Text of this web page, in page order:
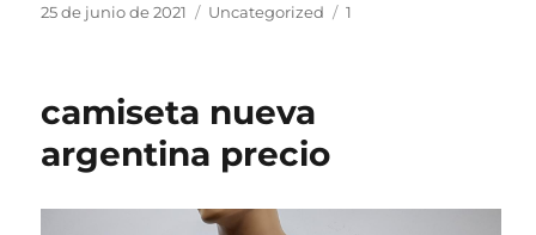
Publicado
25 de junio de 2021 Categorías
Uncategorized Etiquetas
1
camiseta nueva
argentina precio